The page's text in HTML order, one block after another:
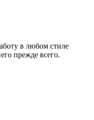
в любом стиле
прежде всего.